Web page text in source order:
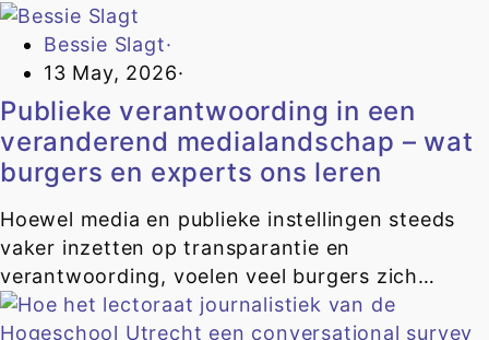
Bessie Slagt·
13 May, 2026·
Publieke verantwoording in een
veranderend medialandschap – wat
burgers en experts ons leren
Hoewel media en publieke instellingen steeds
vaker inzetten op transparantie en
verantwoording, voelen veel burgers zich…